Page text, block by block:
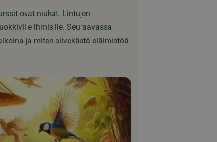
ovat niukat. Lintujen
ihmisille. Seuraavassa
ja miten siivekästä eläimistöä